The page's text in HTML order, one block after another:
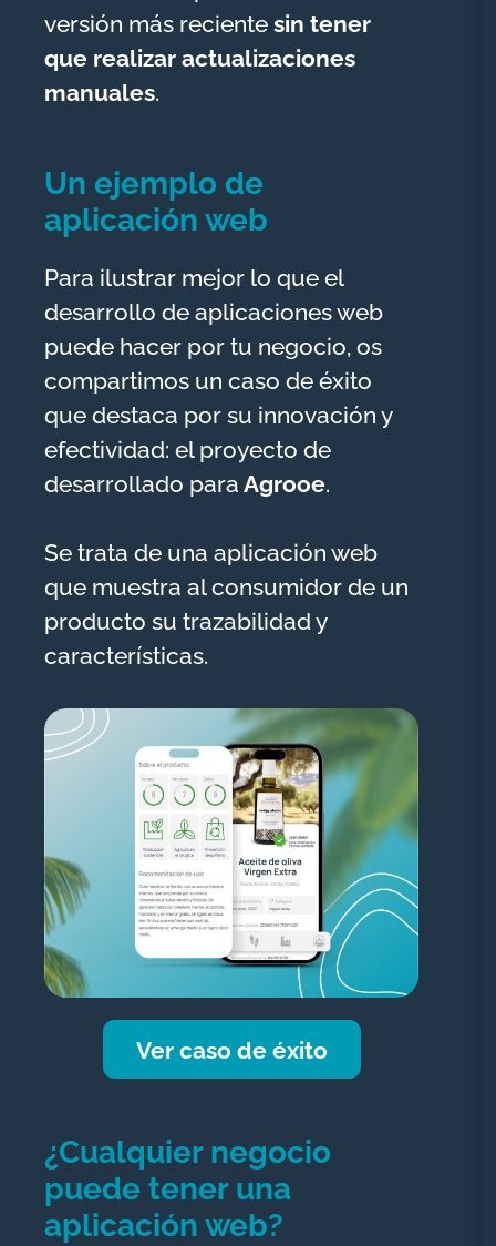
versión más reciente sin tener
que realizar actualizaciones
manuales.
Un ejemplo de
aplicación web
Para ilustrar mejor lo que el
desarrollo de aplicaciones web
puede hacer por tu negocio, os
compartimos un caso de éxito
que destaca por su innovación y
efectividad: el proyecto de
desarrollado para Agrooe.
Se trata de una aplicación web
que muestra al consumidor de un
producto su trazabilidad y
características.
Ver caso de éxito
¿Cualquier negocio
puede tener una
aplicación web?